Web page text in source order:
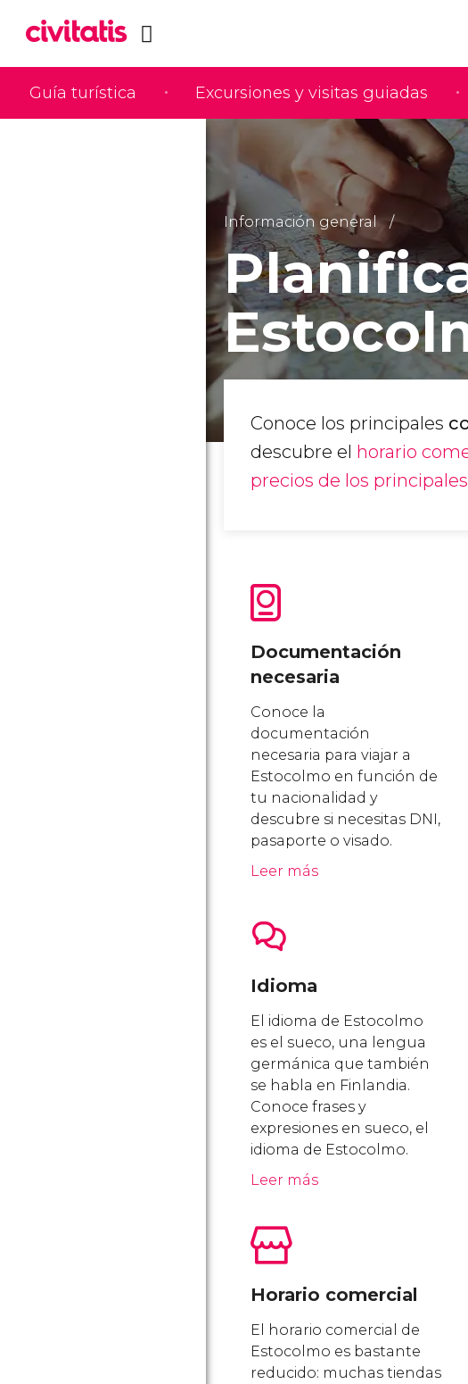
Guía turística Excursiones y visitas guiadas
Información general
Conoce los principales
descubre el horario
precios de los
Documentación
necesaria
Conoce la
documentación
necesaria para viajar a
Estocolmo en función de
tu nacionalidad y
descubre si necesitas DNI,
pasaporte o visado.
Leer más
Idioma
El idioma de Estocolmo
es el sueco, una lengua
germánica que también
se habla en Finlandia.
Conoce frases y
expresiones en sueco, el
idioma de Estocolmo.
Leer más
Horario comercial
El horario comercial de
Estocolmo es bastante
reducido: muchas tiendas